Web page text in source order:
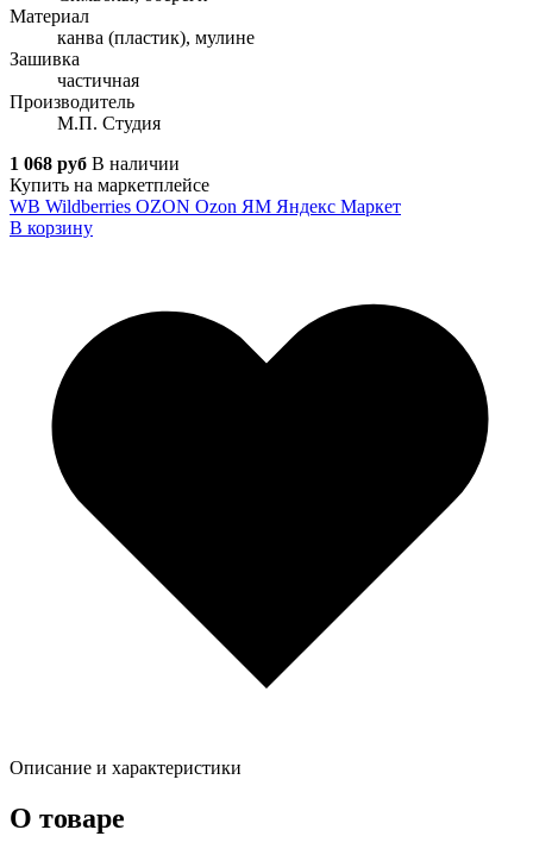
Материал
канва (пластик), мулине
Зашивка
частичная
Производитель
М.П. Студия
1 068 руб В наличии
Купить на маркетплейсе
WB Wildberries OZON Ozon ЯМ Яндекс Маркет
В корзину
Описание и характеристики
О товаре